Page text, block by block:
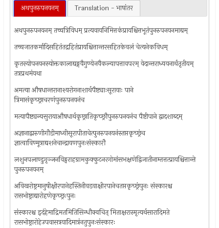
अथपुनरुपनयनम् Translation - भाषांतर
अथपुनरुपनयनम् तच्चत्रिविधम् प्रत्यवायनिमित्तकंप्रायश्चित्तभूतंपुनरुपनयनमाद्यम्
तच्चजातकर्मादिसहितंतद्रहितंप्रायश्चित्तान्तरसहितकेवलं चेत्यनेकविधम्
कृतस्योपनयनस्योक्तकालाद्यङ्गवैगुण्येनवैकल्यापत्तावपरम् वेदान्तराध्ययनार्थंतृतीयम्
तत्रप्रथमंयथा
अमत्या औषधान्तरानाश्यरोगनाशार्थपैष्ट्याःसूरायाः पाने
त्रिमासंकृच्छ्राचरणंपुनरुपनयनंच
मत्यापैष्ट्यन्यसुरायाऔषधार्थकृछ्रातिकृच्छ्रौपुनरुपनयनंच पैष्टीपाने द्वादशाब्दम्
अज्ञानाद्वारुणीगौडीमाध्वीसूरापीताचेत्पुनरुपनयनंस्तप्तकृच्छ्रंच
ज्ञात्वाविण्मूत्राद्यशनेचान्द्रायणपुनःसंस्कारौ
लशुनपलाण्डुगृञ्जनविड्वराहग्रामकुक्कुटनरगोमांसभक्षणेद्विजातीनाम्तत्तत्प्रायश्चित्तान्ते
पुनरुपनयनम्
अविखरोष्ट्रमानुषीक्षीरपानेहस्तिनीवडवाक्षीरपानेचतप्तकृच्छ्रंपुनः संस्कारश्च
रासभोष्ट्राद्यारोहणेकृच्छ्रःपुनः
संस्कारश्च इदंहेमाद्रिमतमितिसिन्धौक्वचित् मिताक्षरास्मृत्यर्थसारादिमते
रासभोष्ट्रारोहेउपवासत्रयादिमात्रंनतुपुनःसंस्कारः